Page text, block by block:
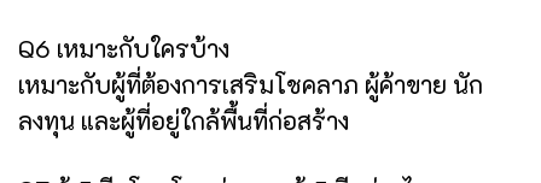
Q6 เหมาะกับใครบ้าง
เหมาะกับผู้ที่ต้องการเสริมโชคลาภ ผู้ค้าขาย นัก
ลงทุน และผู้ที่อยู่ใกล้พื้นที่ก่อสร้าง